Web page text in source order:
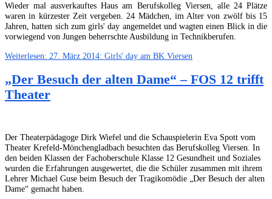
Wieder mal ausverkauftes Haus am Berufskolleg Viersen, alle 24 Plätze
waren in kürzester Zeit vergeben. 24 Mädchen, im Alter von zwölf bis 15
Jahren, hatten sich zum girls' day angemeldet und wagten einen Blick in die
vorwiegend von Jungen beherrschte Ausbildung in Technikberufen.
Weiterlesen: 27. März 2014: Girls' day am BK Viersen
„Der Besuch der alten Dame“ – FOS 12 trifft
Theater
Der Theaterpädagoge Dirk Wiefel und die Schauspielerin Eva Spott vom
Theater Krefeld-Mönchengladbach besuchten das Berufskolleg Viersen. In
den beiden Klassen der Fachoberschule Klasse 12 Gesundheit und Soziales
wurden die Erfahrungen ausgewertet, die die Schüler zusammen mit ihrem
Lehrer Michael Guse beim Besuch der Tragikomödie „Der Besuch der alten
Dame“ gemacht haben.